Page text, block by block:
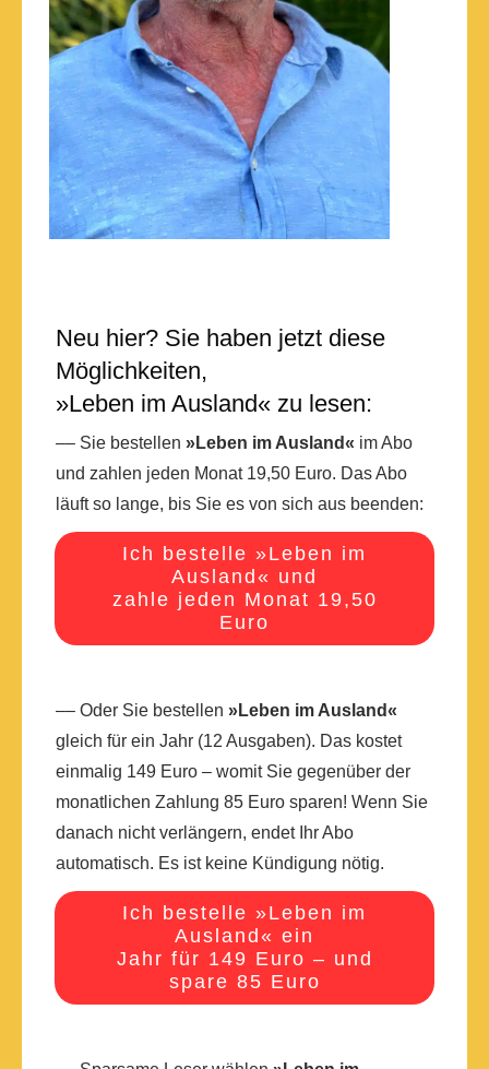
Neu hier? Sie haben jetzt diese
Möglichkeiten,
»Leben im Ausland« zu lesen:
–– Sie bestellen »Leben im Ausland« im Abo
und zahlen jeden Monat 19,50 Euro. Das Abo
läuft so lange, bis Sie es von sich aus beenden:
Ich bestelle »Leben im
Ausland« und
zahle jeden Monat 19,50
Euro
–– Oder Sie bestellen »Leben im Ausland«
gleich für ein Jahr (12 Ausgaben). Das kostet
einmalig 149 Euro – womit Sie gegenüber der
monatlichen Zahlung 85 Euro sparen! Wenn Sie
danach nicht verlängern, endet Ihr Abo
automatisch. Es ist keine Kündigung nötig.
Ich bestelle »Leben im
Ausland« ein
Jahr für 149 Euro – und
spare 85 Euro